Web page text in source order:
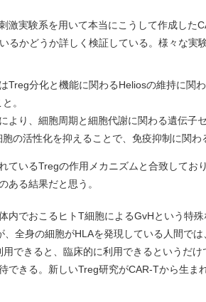
激実験系を用いて本当にこうして作成した
るかどうか詳しく検証している。様々な実
Treg分化と機能に関わるHeliosの維持に関
。
より、細胞周期と細胞代謝に関わる遺伝子
の活性化を抑えることで、免疫抑制に関わ
ているTregの作用メカニズムと合致してお
ある結果だと思う。
内でおこるヒトT細胞によるGvHという特
、全身の細胞がHLAを発現している人間で
できると、臨床的に利用できるというだ
できる。新しいTreg研究がCAR-Tから生ま